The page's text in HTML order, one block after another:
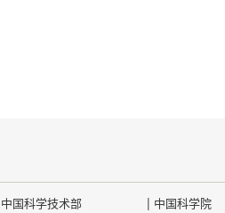
中国科学技术部 | 中国科学院